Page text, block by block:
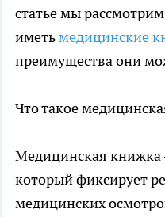
статье мы
иметьмедицинские
преимущества они
Что такое
Медицинская
который фиксирует
медицинских